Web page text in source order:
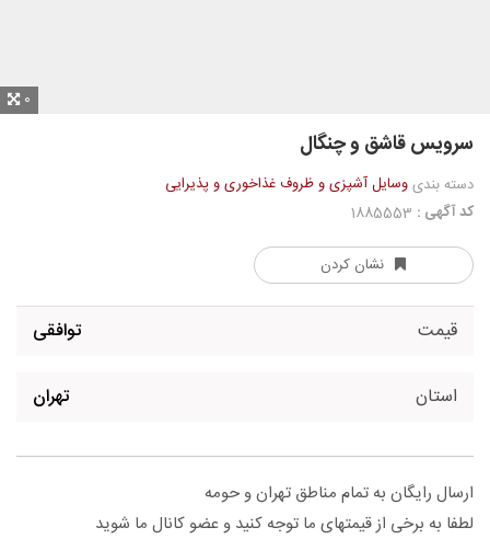
0
سرویس قاشق و چنگال
دسته بندیوسایل آشپزی و ظروف غذاخوری و پذیرایی
کد آگهی :
نشان کردن
قیمت توافقی
استان تهران
ارسال رایگان به تمام مناطق تهران و حومه
لطفا به برخی از قیمتهای ما توجه کنید و عضو کانال ما شوید